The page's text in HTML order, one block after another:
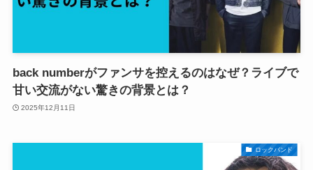
back numberがファンサを控えるのはなぜ？ライブで
甘い交流がない驚きの背景とは？
2025年12月11日
ロックバンド